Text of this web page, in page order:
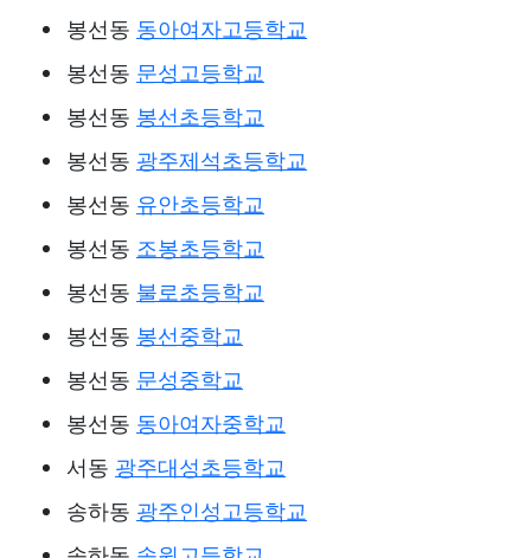
봉선동 동아여자고등학교
봉선동 문성고등학교
봉선동 봉선초등학교
봉선동 광주제석초등학교
봉선동 유안초등학교
봉선동 조봉초등학교
봉선동 불로초등학교
봉선동 봉선중학교
봉선동 문성중학교
봉선동 동아여자중학교
서동 광주대성초등학교
송하동 광주인성고등학교